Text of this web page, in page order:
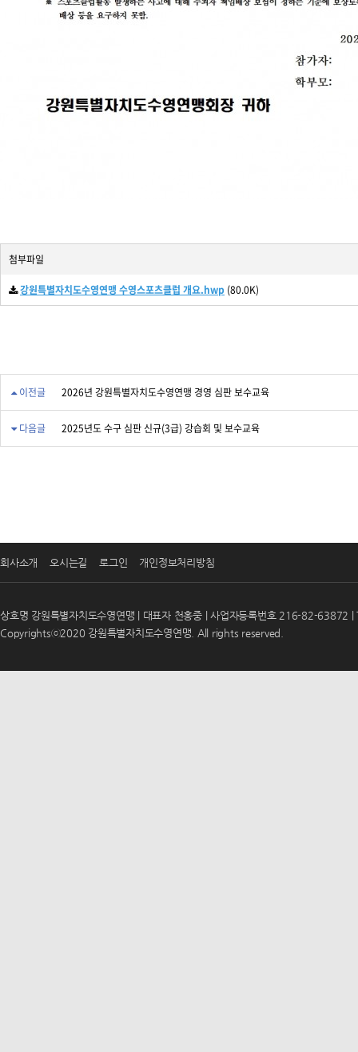
첨부파일
강원특별자치도수영연맹 수영스포츠클럽 개요.hwp (80.0K)
이전글 2026년 강원특별자치도수영연맹 경영 심판 보수교육
다음글 2025년도 수구 심판 신규(3급) 강습회 및 보수교육
회사소개 오시는길 로그인 개인정보처리방침
상호명 강원특별자치도수영연맹 | 대표자 천홍중 | 사업자등록번호 216-82-
Copyrightsⓒ2020 강원특별자치도수영연맹. All rights reserved.